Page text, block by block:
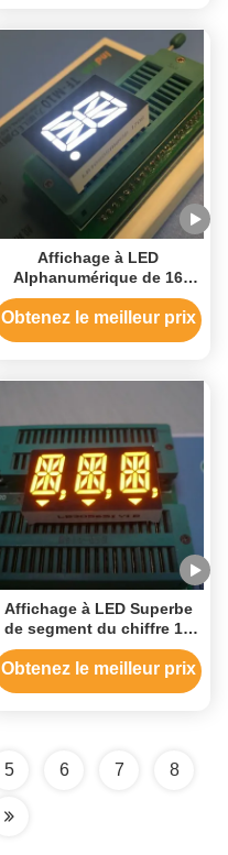
Affichage à LED
Alphanumérique de 16
segments simple - chiffre
20.32mm pour à régulation
Obtenez le meilleur prix
Affichage à LED Superbe
de segment du chiffre 14
de l'ambre 3 0,56 pouces
pour l'indicateur de Digital
Obtenez le meilleur prix
5 6 7 8